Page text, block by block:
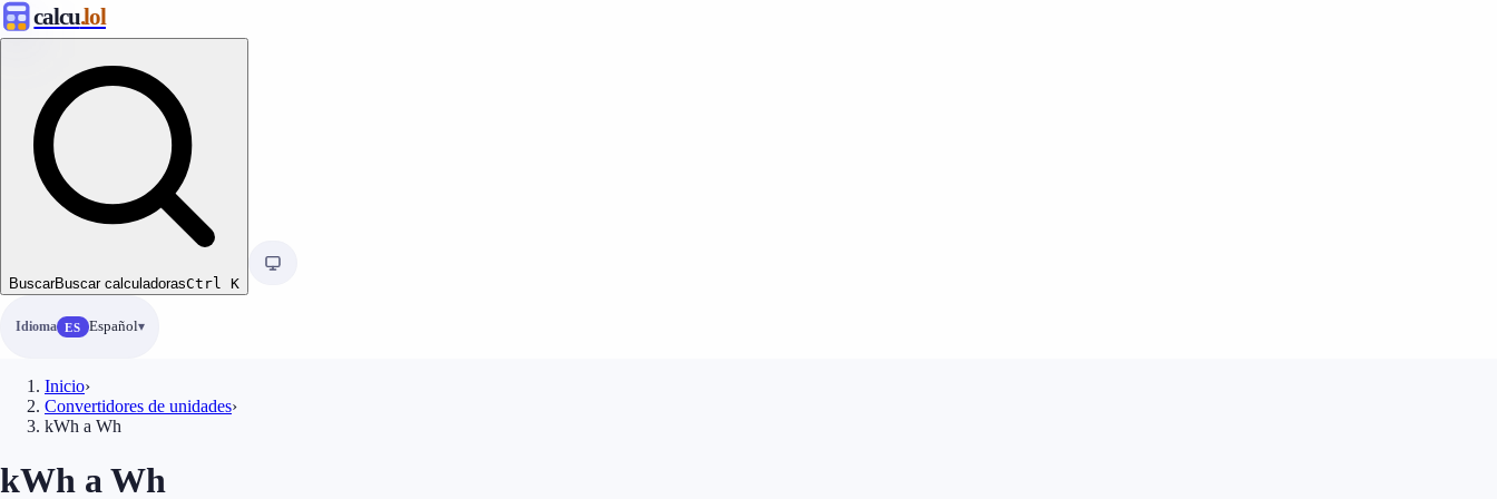
calcu.lol
BuscarBuscar calculadorasCtrl K
Idioma ES Español
Inicio›
Convertidores de unidades›
kWh a Wh
kWh a Wh